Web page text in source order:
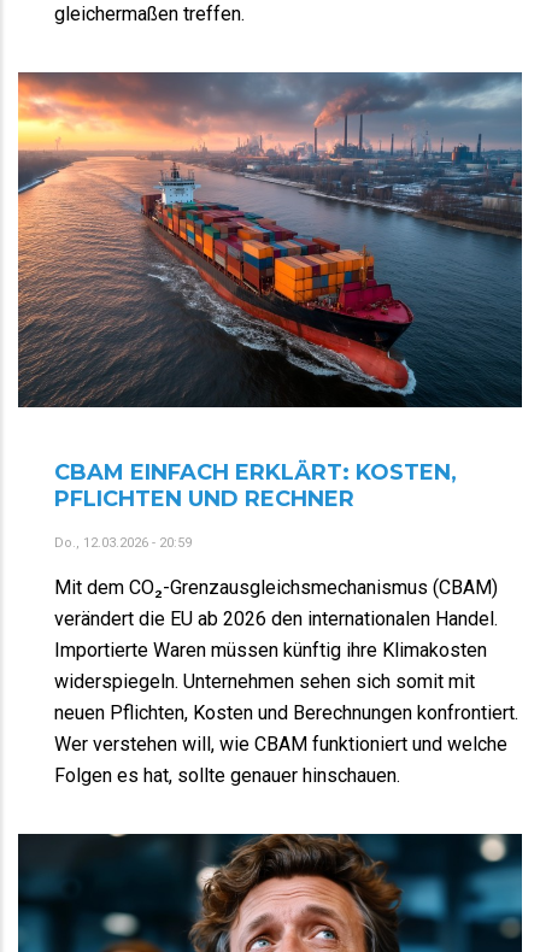
gleichermaßen treffen.
CBAM EINFACH ERKLÄRT: KOSTEN,
PFLICHTEN UND RECHNER
Do., 12.03.2026 - 20:59
Mit dem CO₂-Grenzausgleichsmechanismus (CBAM)
verändert die EU ab 2026 den internationalen Handel.
Importierte Waren müssen künftig ihre Klimakosten
widerspiegeln. Unternehmen sehen sich somit mit
neuen Pflichten, Kosten und Berechnungen konfrontiert.
Wer verstehen will, wie CBAM funktioniert und welche
Folgen es hat, sollte genauer hinschauen.